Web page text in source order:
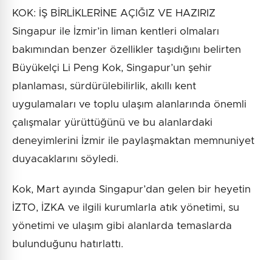
KOK: İŞ BİRLİKLERİNE AÇIĞIZ VE HAZIRIZ
Singapur ile İzmir’in liman kentleri olmaları
bakımından benzer özellikler taşıdığını belirten
Büyükelçi Li Peng Kok, Singapur’un şehir
planlaması, sürdürülebilirlik, akıllı kent
uygulamaları ve toplu ulaşım alanlarında önemli
çalışmalar yürüttüğünü ve bu alanlardaki
deneyimlerini İzmir ile paylaşmaktan memnuniyet
duyacaklarını söyledi.
Kok, Mart ayında Singapur’dan gelen bir heyetin
İZTO, İZKA ve ilgili kurumlarla atık yönetimi, su
yönetimi ve ulaşım gibi alanlarda temaslarda
bulunduğunu hatırlattı.